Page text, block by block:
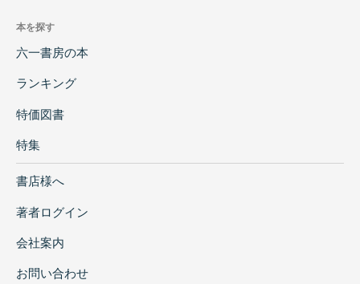
本を探す
六一書房の本
ランキング
特価図書
特集
書店様へ
著者ログイン
会社案内
お問い合わせ